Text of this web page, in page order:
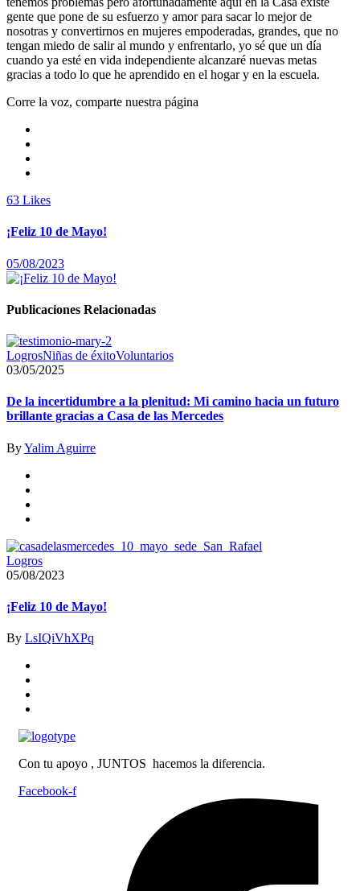
gente que pone de su esfuerzo y amor para sacar lo mejor de
nosotras y convertirnos en mujeres empoderadas, grandes, que no
tengan miedo de salir al mundo y enfrentarlo, yo sé que un día
cuando ya esté en vida independiente alcanzaré nuevas metas
gracias a todo lo que he aprendido en el hogar y en la escuela.
Corre la voz, comparte nuestra página
63 Likes
¡Feliz 10 de Mayo!
05/08/2023
Publicaciones Relacionadas
LogrosNiñas de éxitoVoluntarios
03/05/2025
De la incertidumbre a la plenitud: Mi camino hacia un futuro
brillante gracias a Casa de las Mercedes
ByYalim Aguirre
Logros
05/08/2023
¡Feliz 10 de Mayo!
By LsIQiVhXPq
Con tu apoyo , JUNTOS hacemos la diferencia.
Facebook-f